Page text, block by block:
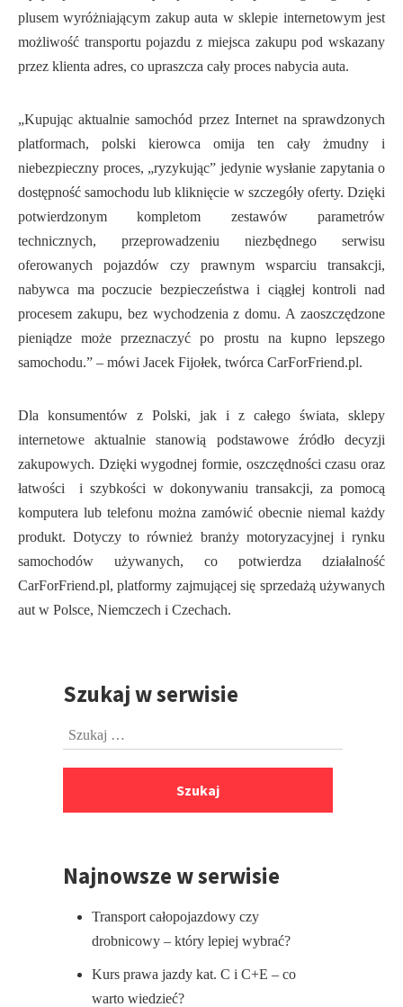
plusem wyróżniającym zakup auta w sklepie internetowym jest
możliwość transportu pojazdu z miejsca zakupu pod wskazany
przez klienta adres, co upraszcza cały proces nabycia auta.
„Kupując aktualnie samochód przez Internet na sprawdzonych
platformach, polski kierowca omija ten cały żmudny i
niebezpieczny proces, „ryzykując” jedynie wysłanie zapytania o
dostępność samochodu lub kliknięcie w szczegóły oferty. Dzięki
potwierdzonym kompletom zestawów parametrów
technicznych, przeprowadzeniu niezbędnego serwisu
oferowanych pojazdów czy prawnym wsparciu transakcji,
nabywca ma poczucie bezpieczeństwa i ciągłej kontroli nad
procesem zakupu, bez wychodzenia z domu. A zaoszczędzone
pieniądze może przeznaczyć po prostu na kupno lepszego
samochodu.” – mówi Jacek Fijołek, twórca CarForFriend.pl.
Dla konsumentów z Polski, jak i z całego świata, sklepy
internetowe aktualnie stanowią podstawowe źródło decyzji
zakupowych. Dzięki wygodnej formie, oszczędności czasu oraz
łatwości i szybkości w dokonywaniu transakcji, za pomocą
komputera lub telefonu można zamówić obecnie niemal każdy
produkt. Dotyczy to również branży motoryzacyjnej i rynku
samochodów używanych, co potwierdza działalność
CarForFriend.pl, platformy zajmującej się sprzedażą używanych
aut w Polsce, Niemczech i Czechach.
PrzejdźSzukaj w serwisie
Szukaj:
Najnowsze w serwisie
Transport całopojazdowy czy
drobnicowy – który lepiej wybrać?
Kurs prawa jazdy kat. C i C+E – co
warto wiedzieć?